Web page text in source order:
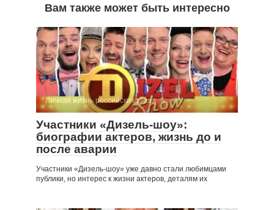
Вам также может быть интересно
Личная жизнь российских звезд
Участники «Дизель-шоу»:
биографии актеров, жизнь до и
после аварии
Участники «Дизель-шоу» уже давно стали любимцами
публики, но интерес к жизни актеров, деталям их